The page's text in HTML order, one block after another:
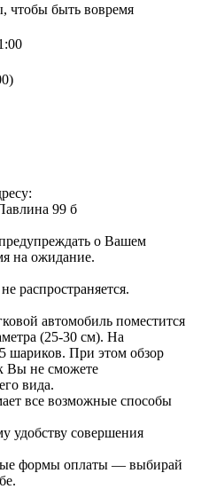
чтобы быть вовремя
99 б
о Вашем
на ожидание.
распространяется.
автомобиль поместится
(25-30 см). На
шариков. При этом обзор
Вы не сможете
вида.
все возможные способы
удобству совершения
формы оплаты — выбирай